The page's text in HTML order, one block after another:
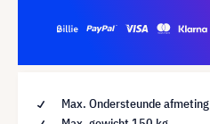
Max. Ondersteunde